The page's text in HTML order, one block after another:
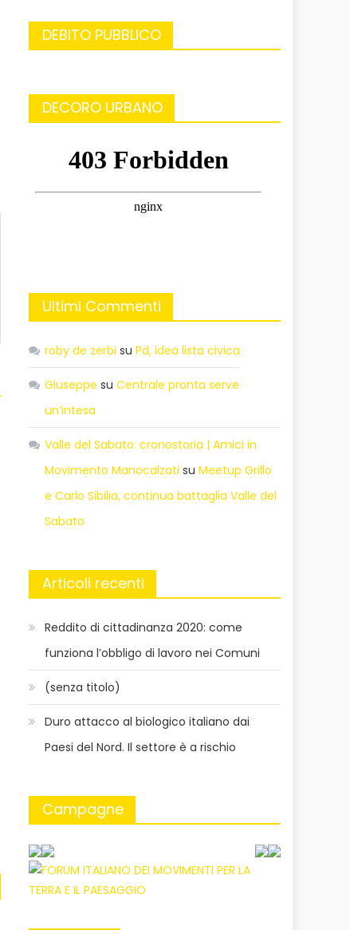
DEBITO PUBBLICO
DECORO URBANO
Ultimi Commenti
roby de zerbi suPd, idea lista civica
Giuseppe suCentrale pronta serve
un’intesa
Valle del Sabato: cronostoria | Amici in
Movimento Manocalzati suMeetup Grillo
e Carlo Sibilia, continua battaglia Valle del
Sabato
Articoli recenti
Reddito di cittadinanza 2020: come
funziona l’obbligo di lavoro nei Comuni
(senza titolo)
Duro attacco al biologico italiano dai
Paesi del Nord. Il settore è a rischio
Campagne